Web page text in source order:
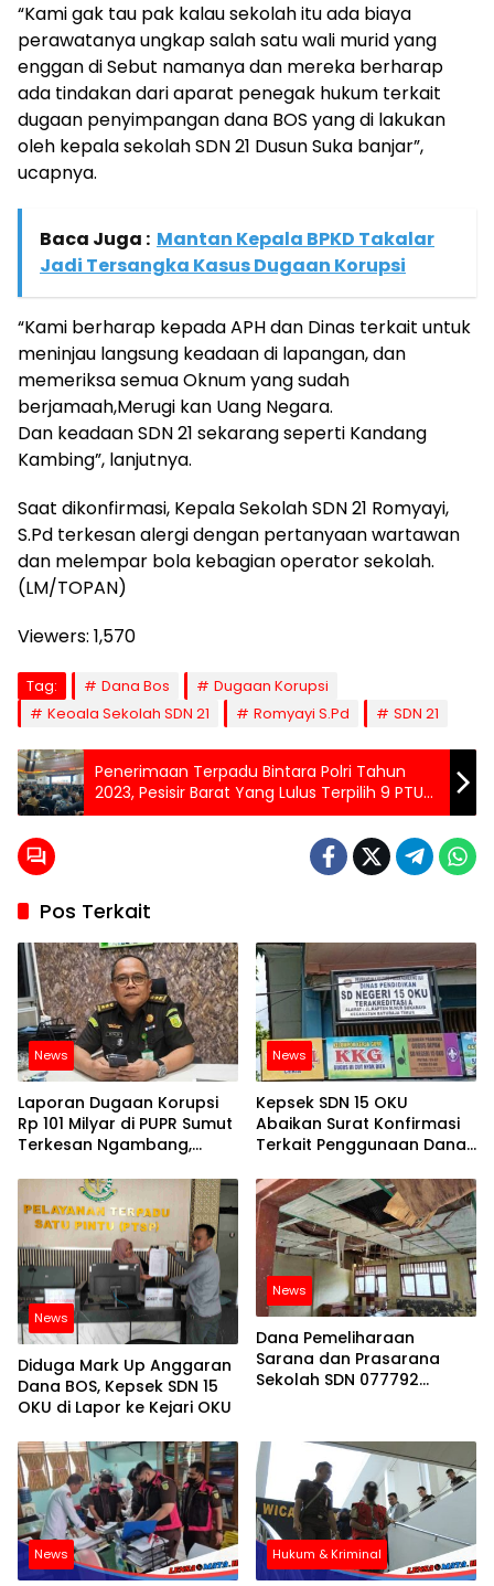
“Kami gak tau pak kalau sekolah itu ada biaya
perawatanya ungkap salah satu wali murid yang
enggan di Sebut namanya dan mereka berharap
ada tindakan dari aparat penegak hukum terkait
dugaan penyimpangan dana BOS yang di lakukan
oleh kepala sekolah SDN 21 Dusun Suka banjar”,
ucapnya.
Baca Juga : Mantan Kepala BPKD Takalar
Jadi Tersangka Kasus Dugaan Korupsi
“Kami berharap kepada APH dan Dinas terkait untuk
meninjau langsung keadaan di lapangan, dan
memeriksa semua Oknum yang sudah
berjamaah,Merugi kan Uang Negara.
Dan keadaan SDN 21 sekarang seperti Kandang
Kambing”, lanjutnya.
Saat dikonfirmasi, Kepala Sekolah SDN 21 Romyayi,
S.Pd terkesan alergi dengan pertanyaan wartawan
dan melempar bola kebagian operator sekolah.
(LM/TOPAN)
Viewers: 1,570
Tag: Dana Bos
Dugaan Korupsi
Keoala Sekolah SDN 21
Romyayi S.Pd SDN 21
Penerimaan Terpadu Bintara Polri Tahun
2023, Pesisir Barat Yang Lulus Terpilih 9 PTU
dan 1 Bakomsus
Pos Terkait
News
Laporan Dugaan Korupsi
Rp 101 Milyar di PUPR Sumut
Terkesan Ngambang,
Dipertanyakan
News
Kepsek SDN 15 OKU
Abaikan Surat Konfirmasi
Terkait Penggunaan Dana
News
Diduga Mark Up Anggaran
Dana BOS, Kepsek SDN 15
OKU di Lapor ke Kejari OKU
News
Dana Pemeliharaan
Sarana dan Prasarana
Sekolah SDN 077792
News Hukum & Kriminal